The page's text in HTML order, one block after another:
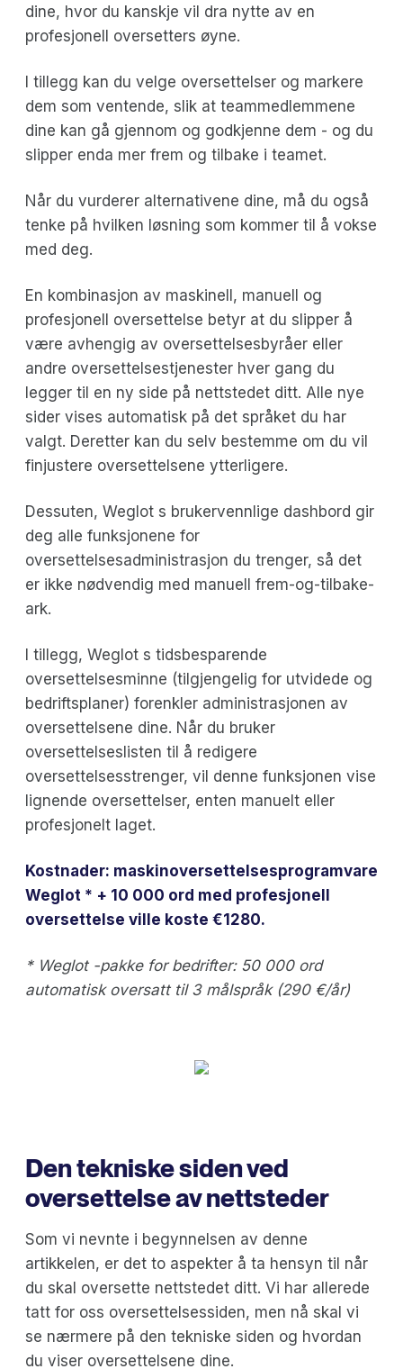
dine, hvor du kanskje vil dra nytte av en
profesjonell oversetters øyne.
I tillegg kan du velge oversettelser og markere
dem som ventende, slik at teammedlemmene
dine kan gå gjennom og godkjenne dem - og du
slipper enda mer frem og tilbake i teamet.
Når du vurderer alternativene dine, må du også
tenke på hvilken løsning som kommer til å vokse
med deg.
En kombinasjon av maskinell, manuell og
profesjonell oversettelse betyr at du slipper å
være avhengig av oversettelsesbyråer eller
andre oversettelsestjenester hver gang du
legger til en ny side på nettstedet ditt. Alle nye
sider vises automatisk på det språket du har
valgt. Deretter kan du selv bestemme om du vil
finjustere oversettelsene ytterligere.
Dessuten, Weglot s brukervennlige dashbord gir
deg alle funksjonene for
oversettelsesadministrasjon du trenger, så det
er ikke nødvendig med manuell frem-og-tilbake-
ark.
I tillegg, Weglot s tidsbesparende
oversettelsesminne (tilgjengelig for utvidede og
bedriftsplaner) forenkler administrasjonen av
oversettelsene dine. Når du bruker
oversettelseslisten til å redigere
oversettelsesstrenger, vil denne funksjonen vise
lignende oversettelser, enten manuelt eller
profesjonelt laget.
Kostnader: maskinoversettelsesprogramvare
Weglot * + 10 000 ord med profesjonell
oversettelse ville koste €1280.
* Weglot -pakke for bedrifter: 50 000 ord
automatisk oversatt til 3 målspråk (290 €/år)
Den tekniske siden ved
oversettelse av nettsteder
Som vi nevnte i begynnelsen av denne
artikkelen, er det to aspekter å ta hensyn til når
du skal oversette nettstedet ditt. Vi har allerede
tatt for oss oversettelsessiden, men nå skal vi
se nærmere på den tekniske siden og hvordan
du viser oversettelsene dine.